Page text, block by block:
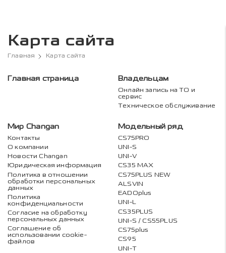
Карта сайта
Главная Карта сайта
Главная страница Владельцам
Онлайн запись на ТО и
сервис
Техническое обслуживание
Мир Changan
Контакты
О компании
Новости Changan
Юридическая информация
Политика в отношении
обработки персональных
данных
Политика
конфиденциальности
Согласие на обработку
персональных данных
Соглашение об
использовании cookie-
файлов
Модельный ряд
CS75PRO
UNI-S
UNI-V
CS35 MAX
CS75PLUS NEW
ALSVIN
EADOplus
UNI-L
CS35PLUS
UNI-S / CS55PLUS
CS75plus
CS95
UNI-T